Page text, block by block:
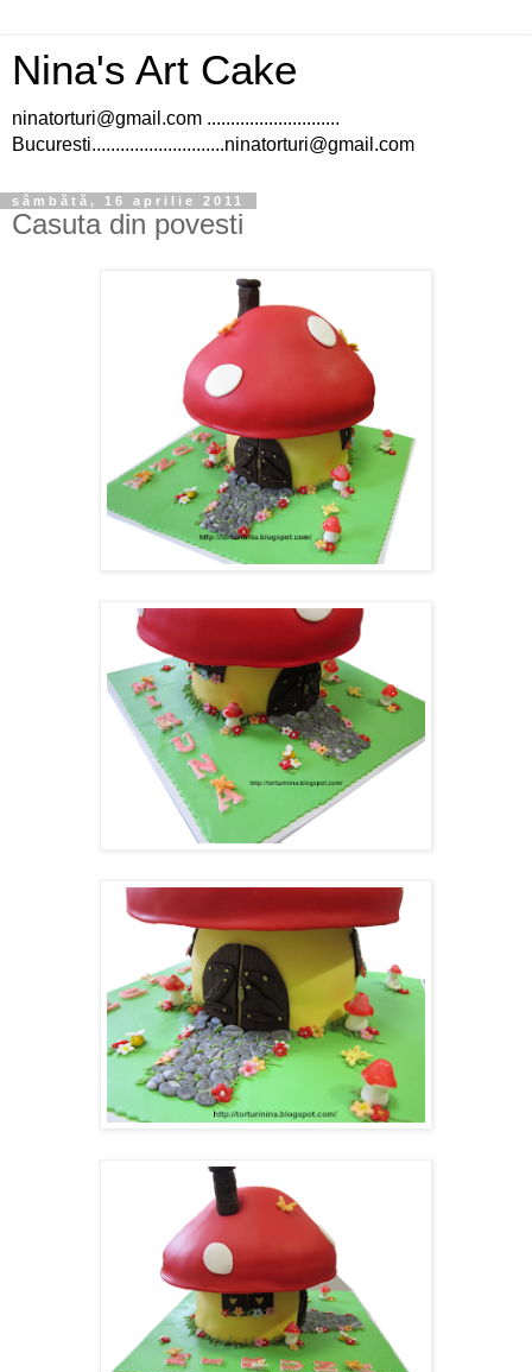
Nina's Art Cake
ninatorturi@gmail.com ............................
Bucuresti............................ninatorturi@gmail.com
sâmbătă, 16 aprilie 2011
Casuta din povesti